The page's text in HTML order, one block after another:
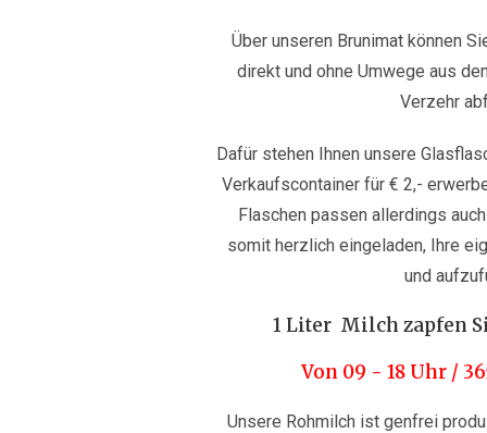
Über unseren Brunimat können
direkt und ohne Umwege aus
Verzehr
Dafür stehen Ihnen unsere
Verkaufscontainer für € 2,-
Flaschen passen allerdings
somit herzlich eingeladen, Ihre
und
1 Liter Milch zapfen
Von 09 - 18 Uhr /
Unsere Rohmilch ist genfrei